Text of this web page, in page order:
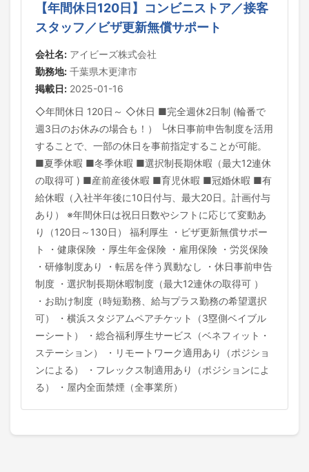
【年間休日120日】コンビニストア／接客
スタッフ／ビザ更新無償サポート
会社名: アイビーズ株式会社
勤務地: 千葉県木更津市
掲載日: 2025-01-16
◇年間休日 120日～ ◇休日 ■完全週休2日制 (輪番で
週3日のお休みの場合も！） └休日事前申告制度を活用
することで、一部の休日を事前指定することが可能。
■夏季休暇 ■冬季休暇 ■選択制長期休暇（最大12連休
の取得可 ) ■産前産後休暇 ■育児休暇 ■冠婚休暇 ■有
給休暇（入社半年後に10日付与、最大20日。計画付与
あり） ※年間休日は祝日日数やシフトに応じて変動あ
り（120日～130日） 福利厚生 ・ビザ更新無償サポー
ト ・健康保険 ・厚生年金保険 ・雇用保険 ・労災保険
・研修制度あり ・転居を伴う異動なし ・休日事前申告
制度 ・選択制長期休暇制度（最大12連休の取得可 ）
・お助け制度（時短勤務、給与プラス勤務の希望選択
可） ・横浜スタジアムペアチケット（3塁側ベイブル
ーシート） ・総合福利厚生サービス（ベネフィット・
ステーション） ・リモートワーク適用あり（ポジショ
ンによる） ・フレックス制適用あり（ポジションによ
る） ・屋内全面禁煙（全事業所）